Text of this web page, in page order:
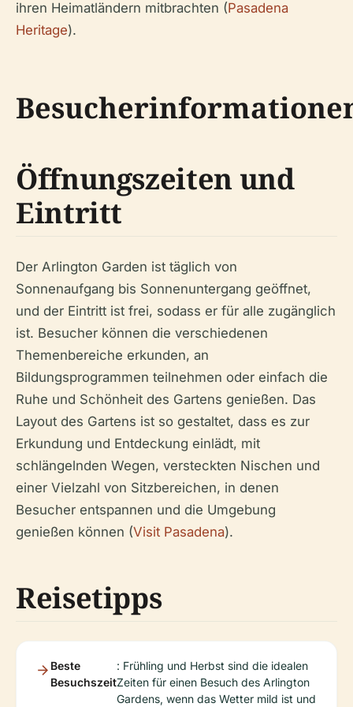
ihren Heimatländern mitbrachten (Pasadena
Heritage).
Öffnungszeiten und
Eintritt
Der Arlington Garden ist täglich von
Sonnenaufgang bis Sonnenuntergang geöffnet,
und der Eintritt ist frei, sodass er für alle zugänglich
ist. Besucher können die verschiedenen
Themenbereiche erkunden, an
Bildungsprogrammen teilnehmen oder einfach die
Ruhe und Schönheit des Gartens genießen. Das
Layout des Gartens ist so gestaltet, dass es zur
Erkundung und Entdeckung einlädt, mit
schlängelnden Wegen, versteckten Nischen und
einer Vielzahl von Sitzbereichen, in denen
Besucher entspannen und die Umgebung
genießen können (Visit Pasadena).
Reisetipps
Beste
Besuchszeit
: Frühling und Herbst sind die idealen
Zeiten für einen Besuch des Arlington
Gardens, wenn das Wetter mild ist und